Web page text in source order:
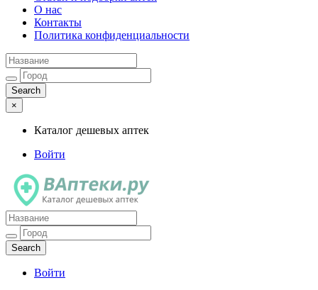
О нас
Контакты
Политика конфиденциальности
×
Каталог дешевых аптек
Войти
Каталог дешевых аптек
Войти